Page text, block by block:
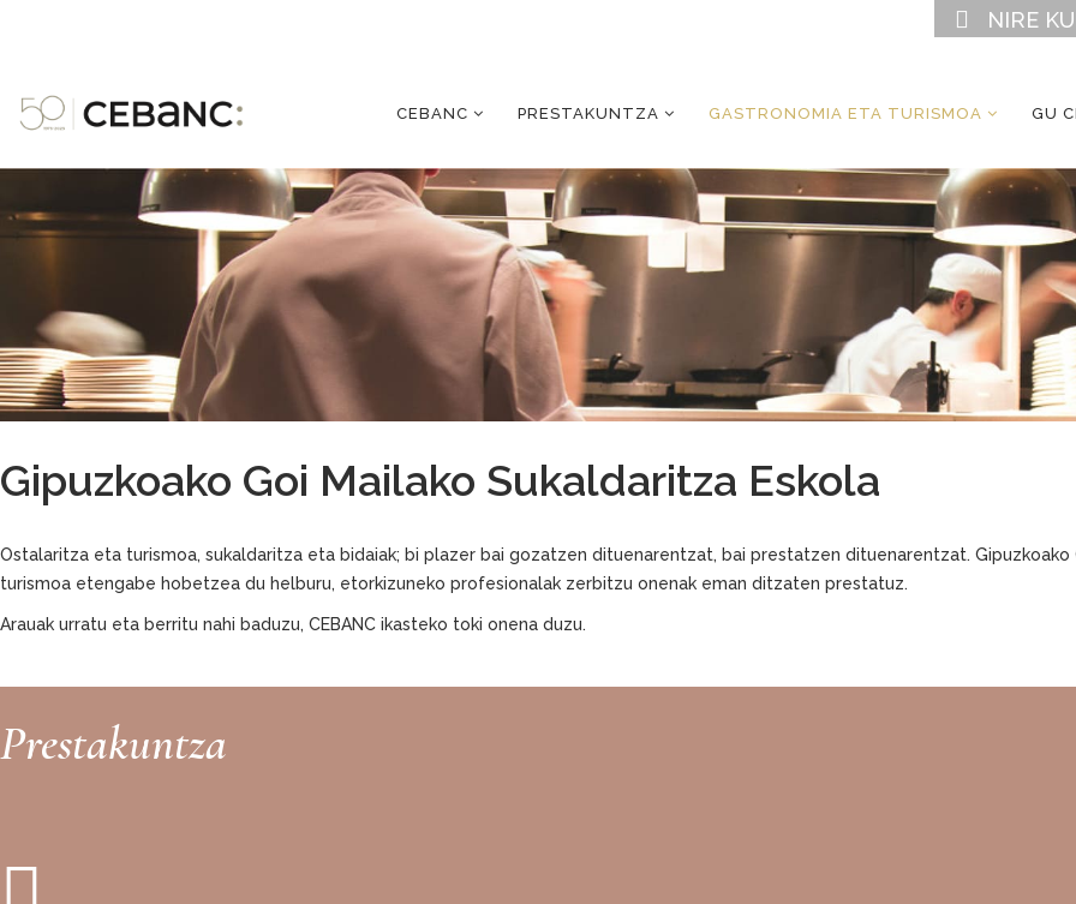
NIRE
CEBANC PRESTAKUNTZA GASTRONOMIA ETA TURISMOA GU
Gipuzkoako Goi Mailako Sukaldaritza Eskola
Ostalaritza eta turismoa, sukaldaritza eta bidaiak; bi plazer bai gozatzen dituenarentzat, bai prestatzen dituenarentzat.
turismoa etengabe hobetzea du helburu, etorkizuneko profesionalak zerbitzu onenak eman ditzaten prestatuz.
Arauak urratu eta berritu nahi baduzu, CEBANC ikasteko toki onena duzu.
Prestakuntza